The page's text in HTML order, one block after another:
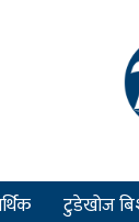
टुडेखोज